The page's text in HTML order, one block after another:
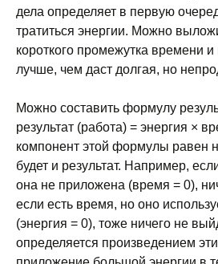
дела определяет в первую
тратиться энергии. Можно
короткого промежутка времени и
лучше, чем даст долгая, но
Можно составить формулу
результат (работа) = энергия ×
компонент этой формулы равен
будет и результат. Например,
она не приложена (время = 0),
если есть время, но оно
(энергия = 0), тоже ничего не
определяется произведением